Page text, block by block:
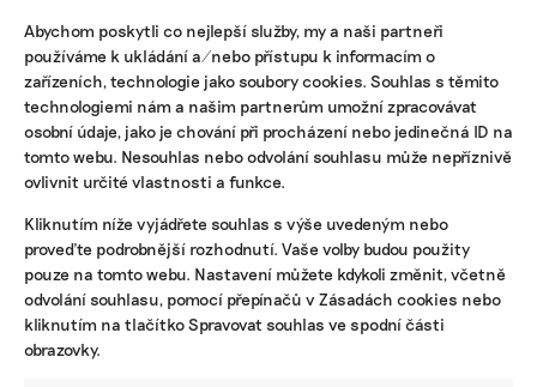
Abychom poskytli co nejlepší služby, my a naši partneři
používáme k ukládání a/nebo přístupu k informacím o
zařízeních, technologie jako soubory cookies. Souhlas s těmito
technologiemi nám a našim partnerům umožní zpracovávat
osobní údaje, jako je chování při procházení nebo jedinečná ID na
tomto webu. Nesouhlas nebo odvolání souhlasu může nepříznivě
ovlivnit určité vlastnosti a funkce.
Kliknutím níže vyjádřete souhlas s výše uvedeným nebo
proveďte podrobnější rozhodnutí. Vaše volby budou použity
pouze na tomto webu. Nastavení můžete kdykoli změnit, včetně
odvolání souhlasu, pomocí přepínačů v Zásadách cookies nebo
kliknutím na tlačítko Spravovat souhlas ve spodní části
obrazovky.
producenti)
Zdroj: ACPP
IRENA BUŘÍVALOVÁ
Irena prošla MF Dnes nebo ekonomickými týdeníky Euro a
Czech Business Weekly. Nejradši píše o věčných chemikáliích
v oblečení, ekologickém zemědělství, odpadech, rychlé módě
a bioplastech.